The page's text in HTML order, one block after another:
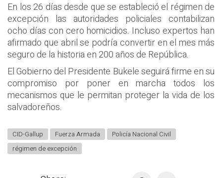
En los 26 días desde que se estableció el régimen de
excepción las autoridades policiales contabilizan
ocho días con cero homicidios. Incluso expertos han
afirmado que abril se podría convertir en el mes más
seguro de la historia en 200 años de República.
El Gobierno del Presidente Bukele seguirá firme en su
compromiso por poner en marcha todos los
mecanismos que le permitan proteger la vida de los
salvadoreños.
CID-Gallup Fuerza Armada
Policía Nacional Civil
régimen de excepción